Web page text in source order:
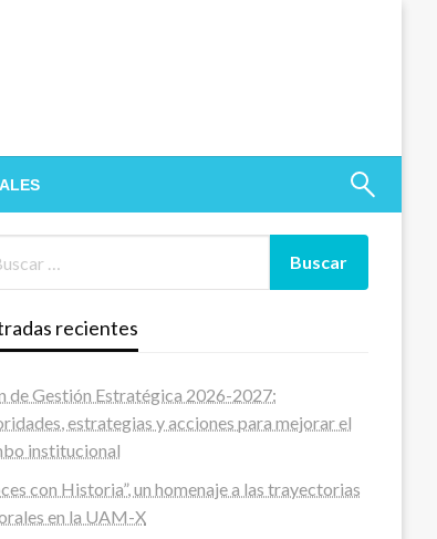
recientes
de Gestión Estratégica 2026-2027:
estrategias y acciones para mejorar el
institucional
con Historia”, un homenaje a las trayectorias
en la UAM-X